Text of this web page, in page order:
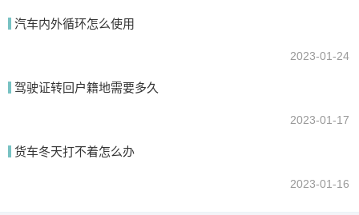
汽车内外循环怎么使用
2023-01-24
驾驶证转回户籍地需要多久
2023-01-17
货车冬天打不着怎么办
2023-01-16